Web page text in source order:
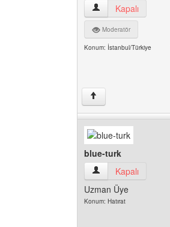
aktif-dostKapalı
Moderatör
Konum: İstanbul/Türkiye
↑
blue-turk
blue-turkKapalı
Uzman Üye
Konum: Hatırat